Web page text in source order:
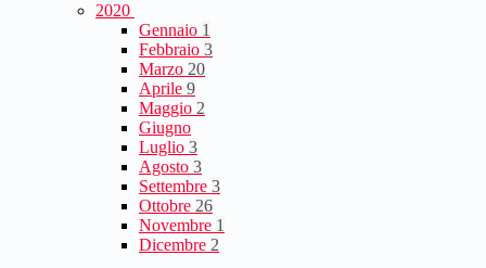
2020
Gennaio 1
Febbraio 3
Marzo 20
Aprile 9
Maggio 2
Giugno
Luglio 3
Agosto 3
Settembre 3
Ottobre 26
Novembre 1
Dicembre 2